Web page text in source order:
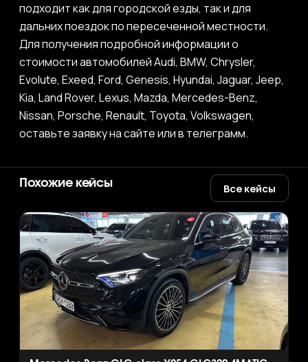
подходит как для городской езды, так и для
дальних поездок по пересеченной местности.
Для получения подробной информации о
стоимости автомобилей Audi, BMW, Chrysler,
Evolute, Exeed, Ford, Genesis, Hyundai, Jaguar, Jeep,
Kia, Land Rover, Lexus, Mazda, Mercedes-Benz,
Nissan, Porsche, Renault, Toyota, Volkswagen,
оставьте заявку на сайте или в телеграмм.
Похожие кейсы Все кейсы